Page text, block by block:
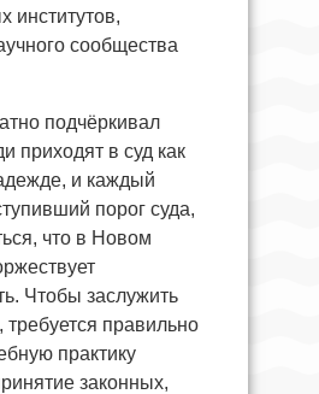
институтов,
сообщества
подчёркивал
приходят в суд как
и каждый
порог суда,
что в Новом
Чтобы заслужить
требуется правильно
практику
законных,